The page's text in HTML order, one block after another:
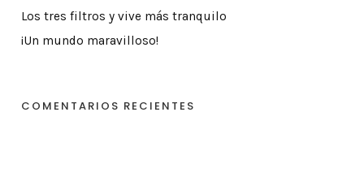
Los tres filtros y vive más tranquilo
¡Un mundo maravilloso!
COMENTARIOS RECIENTES